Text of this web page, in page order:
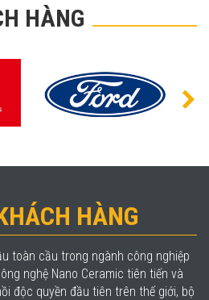
HÀNG
HÀNG
toàn cầu trong ngành công nghiệp
nghệ Nano Ceramic tiên tiến và
độc quyền đầu tiên trên thế giới, bộ